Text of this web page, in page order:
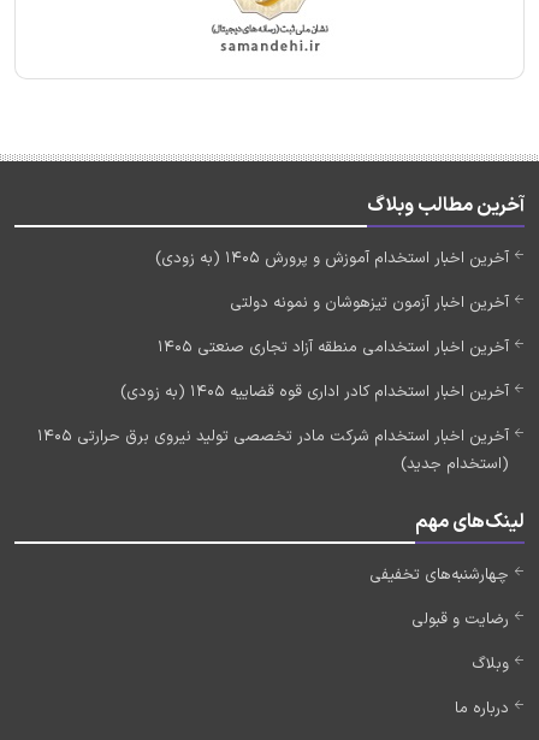
آخرین مطالب وبلاگ
آخرین اخبار استخدام آموزش و پرورش 1405 (به زودی)
آخرین اخبار آزمون تیزهوشان و نمونه دولتی
آخرین اخبار استخدامی منطقه آزاد تجاری صنعتی 1405
آخرین اخبار استخدام کادر اداری قوه قضاییه 1405 (به زودی)
آخرین اخبار استخدام شرکت مادر تخصصی تولید نیروی برق حرارتی 1405
(استخدام جدید)
لینک‌های مهم
چهارشنبه‌های تخفیفی
رضایت و قبولی
وبلاگ
درباره ما